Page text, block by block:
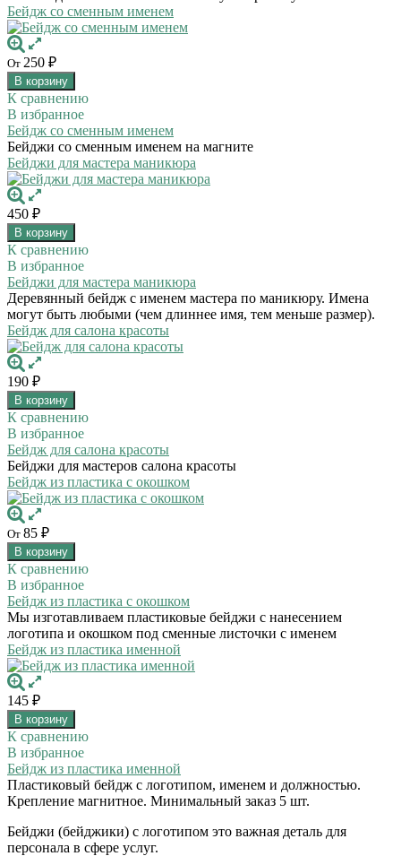
Бейдж со сменным именем
От 250 ₽
В корзину
К сравнению
В избранное
Бейдж со сменным именем
Бейджи со сменным именем на магните
Бейджи для мастера маникюра
450 ₽
В корзину
К сравнению
В избранное
Бейджи для мастера маникюра
Деревянный бейдж с именем мастера по маникюру. Имена
могут быть любыми (чем длиннее имя, тем меньше размер).
Бейдж для салона красоты
190 ₽
В корзину
К сравнению
В избранное
Бейдж для салона красоты
Бейджи для мастеров салона красоты
Бейдж из пластика с окошком
От 85 ₽
В корзину
К сравнению
В избранное
Бейдж из пластика с окошком
Мы изготавливаем пластиковые бейджи с нанесением
логотипа и окошком под сменные листочки с именем
Бейдж из пластика именной
145 ₽
В корзину
К сравнению
В избранное
Бейдж из пластика именной
Пластиковый бейдж с логотипом, именем и должностью.
Крепление магнитное. Минимальный заказ 5 шт.
Бейджи (бейджики) с логотипом это важная деталь для
персонала в сфере услуг.